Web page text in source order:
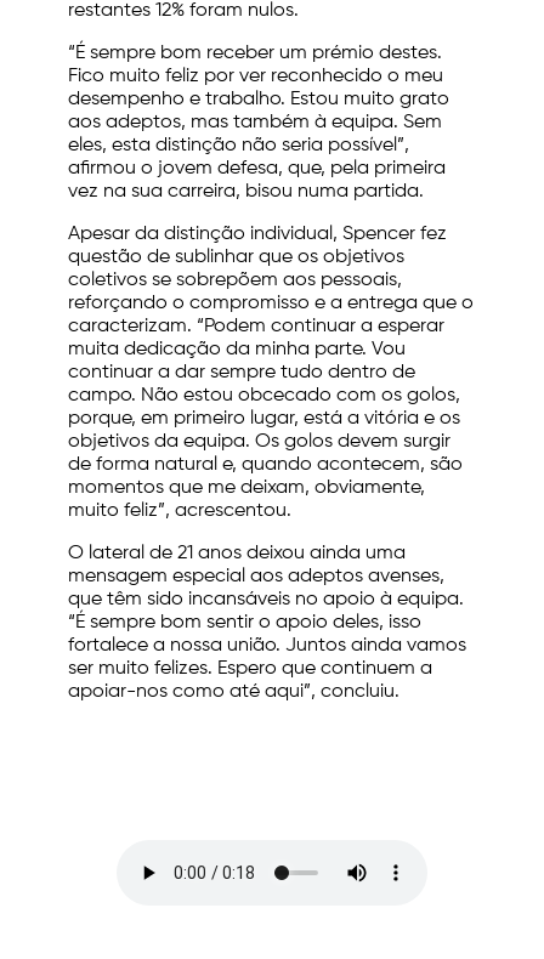
restantes 12% foram nulos.
“É sempre bom receber um prémio destes.
Fico muito feliz por ver reconhecido o meu
desempenho e trabalho. Estou muito grato
aos adeptos, mas também à equipa. Sem
eles, esta distinção não seria possível”,
afirmou o jovem defesa, que, pela primeira
vez na sua carreira, bisou numa partida.
Apesar da distinção individual, Spencer fez
questão de sublinhar que os objetivos
coletivos se sobrepõem aos pessoais,
reforçando o compromisso e a entrega que o
caracterizam. “Podem continuar a esperar
muita dedicação da minha parte. Vou
continuar a dar sempre tudo dentro de
campo. Não estou obcecado com os golos,
porque, em primeiro lugar, está a vitória e os
objetivos da equipa. Os golos devem surgir
de forma natural e, quando acontecem, são
momentos que me deixam, obviamente,
muito feliz”, acrescentou.
O lateral de 21 anos deixou ainda uma
mensagem especial aos adeptos avenses,
que têm sido incansáveis no apoio à equipa.
“É sempre bom sentir o apoio deles, isso
fortalece a nossa união. Juntos ainda vamos
ser muito felizes. Espero que continuem a
apoiar-nos como até aqui”, concluiu.